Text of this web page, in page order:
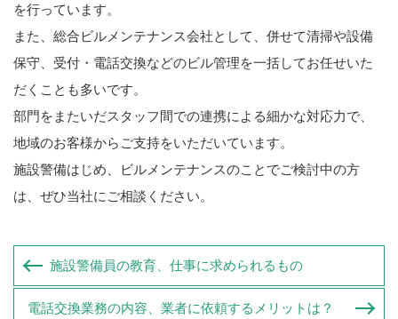
を行っています。
また、総合ビルメンテナンス会社として、併せて清掃や設備
保守、受付・電話交換などのビル管理を一括してお任せいた
だくことも多いです。
部門をまたいだスタッフ間での連携による細かな対応力で、
地域のお客様からご支持をいただいています。
施設警備はじめ、ビルメンテナンスのことでご検討中の方
は、ぜひ当社にご相談ください。
施設警備員の教育、仕事に求められるもの
電話交換業務の内容、業者に依頼するメリットは？